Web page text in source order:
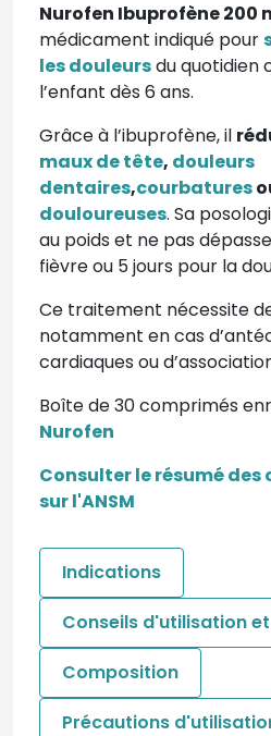
Nurofen Ibuprofène 200
médicament indiqué pour
les douleursdu quotidien
l’enfant dès 6 ans.
Grâce à l’ibuprofène, il
maux de tête, douleurs
dentaires,courbatures
douloureuses. Sa
au poids et ne pas
fièvre ou 5 jours pour la
Ce traitement nécessite
notamment en cas
cardiaques ou
Boîte de 30 comprimés
Nurofen
Consulter le résumé
sur l'ANSM
Indications
Conseils d'utilisation
Composition
Précautions